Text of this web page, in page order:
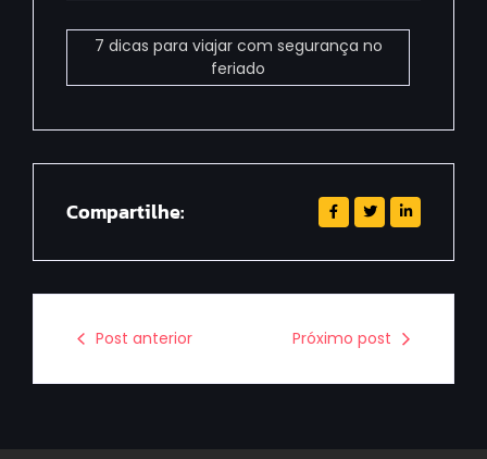
7 dicas para viajar com segurança no
feriado
Compartilhe:
Post anterior Próximo post